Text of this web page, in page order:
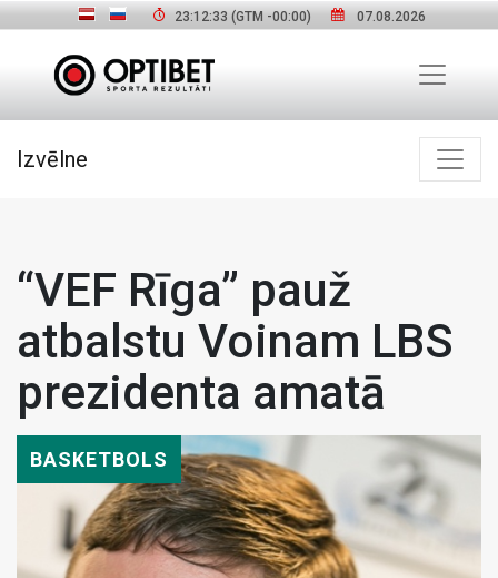
23:12:34 (GTM -00:00) 07.08.2026
Izvēlne
“VEF Rīga” pauž
atbalstu Voinam LBS
prezidenta amatā
BASKETBOLS